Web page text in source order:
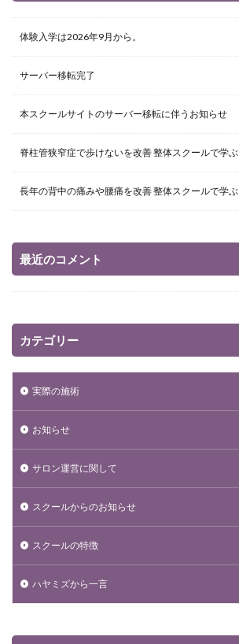
体験入学は2026年9月から。
サーバー移転完了
本スクールサイトのサーバー移転に伴うお知らせ
脊柱管狭窄症で歩けないを改善 整体スクールで学ぶ
長年の背中の痛みや腰痛を改善 整体スクールで学ぶ
最近のコメント
カテゴリー
実際の施術
お知らせ
サロン運営に関して
スクールからのお知らせ
スクールの特徴
ハヤミズから一言